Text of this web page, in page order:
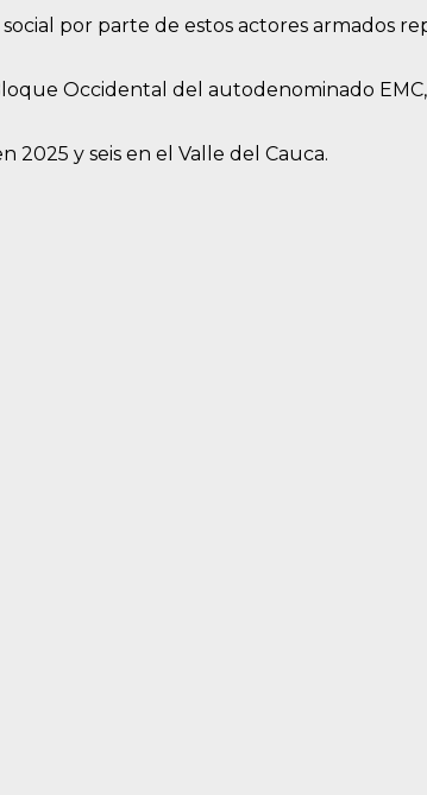
por parte de estos actores armados
Occidental del autodenominado
2025 y seis en el Valle del Cauca.